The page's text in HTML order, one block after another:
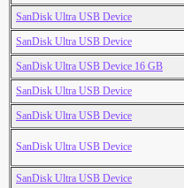
SanDisk Ultra USB Device
SanDisk Ultra USB Device
SanDisk Ultra USB Device 16 GB
SanDisk Ultra USB Device
SanDisk Ultra USB Device
SanDisk Ultra USB Device
SanDisk Ultra USB Device